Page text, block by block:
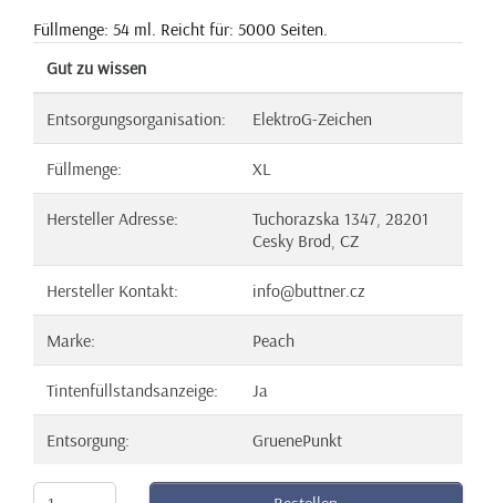
Füllmenge: 54 ml. Reicht für: 5000 Seiten.
Gut zu wissen
Entsorgungsorganisation: ElektroG-Zeichen
Füllmenge: XL
Hersteller Adresse:
Tuchorazska 1347, 28201
Cesky Brod, CZ
Hersteller Kontakt: info@buttner.cz
Marke: Peach
Tintenfüllstandsanzeige: Ja
Entsorgung: GruenePunkt